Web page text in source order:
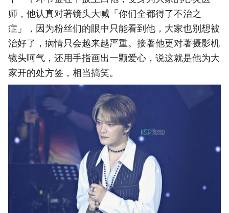
师，他认真对著镜头大喊「你们全都得了不治之
症」，因为粉丝们的眼中只能看到他，大家也别想被
治好了，病情只会越来越严重。接著他更对著摄影机
镜头呵气，还用手指画出一颗爱心，说这就是他为大
家开的处方签，相当搞笑。